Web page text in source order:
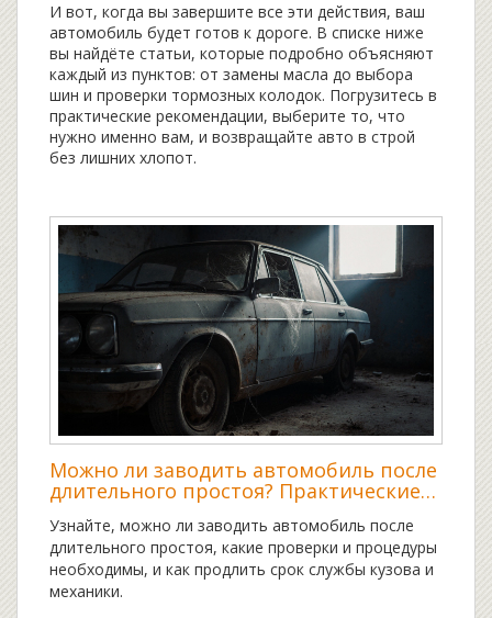
И вот, когда вы завершите все эти действия, ваш
автомобиль будет готов к дороге. В списке ниже
вы найдёте статьи, которые подробно объясняют
каждый из пунктов: от замены масла до выбора
шин и проверки тормозных колодок. Погрузитесь в
практические рекомендации, выберите то, что
нужно именно вам, и возвращайте авто в строй
без лишних хлопот.
Можно ли заводить автомобиль после
длительного простоя? Практические
рекомендации
Узнайте, можно ли заводить автомобиль после
длительного простоя, какие проверки и процедуры
необходимы, и как продлить срок службы кузова и
механики.